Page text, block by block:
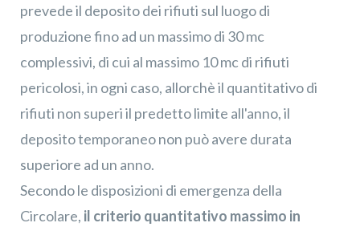
prevede il deposito dei rifiuti sul luogo di
produzione fino ad un massimo di 30 mc
complessivi, di cui al massimo 10 mc di rifiuti
pericolosi, in ogni caso, allorchè il quantitativo di
rifiuti non superi il predetto limite all'anno, il
deposito temporaneo non può avere durata
superiore ad un anno.
Secondo le disposizioni di emergenza della
Circolare, il criterio quantitativo massimo in